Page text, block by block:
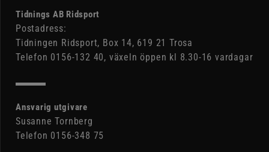
Tidnings AB Ridsport
Postadress:
Tidningen Ridsport, Box 14, 619 21 Trosa
Telefon 0156-132 40, växeln öppen kl 8.30-16 vardagar
Ansvarig utgivare
Susanne Tornberg
Telefon 0156-348 75